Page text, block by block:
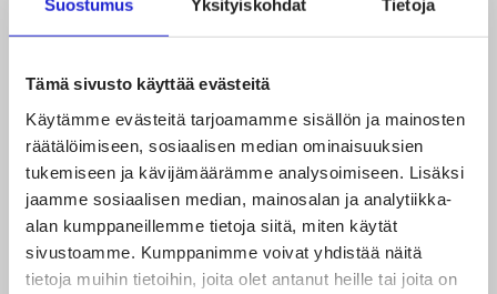
Suostumus Yksityiskohdat Tietoja
Tämä sivusto käyttää evästeitä
Käytämme evästeitä tarjoamamme sisällön ja mainosten
räätälöimiseen, sosiaalisen median ominaisuuksien
tukemiseen ja kävijämäärämme analysoimiseen. Lisäksi
jaamme sosiaalisen median, mainosalan ja analytiikka-
alan kumppaneillemme tietoja siitä, miten käytät
sivustoamme. Kumppanimme voivat yhdistää näitä
tietoja muihin tietoihin, joita olet antanut heille tai joita on
avointa, ja keskustellen haetaan win-win-ratkaisuja
Tekstiili- ja muotialan
palkantarkistukset kevät 2021
Työntekijät: 1.3.2021
1,2 % yleiskorotus+ 0,8 % paikallinen erä